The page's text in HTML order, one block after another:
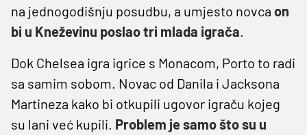
na jednogodišnju posudbu, a umjesto novca on
bi u Kneževinu poslao tri mlada igrača.
Dok Chelsea igra igrice s Monacom, Porto to radi
sa samim sobom. Novac od Danila i Jacksona
Martineza kako bi otkupili ugovor igraču kojeg
su lani već kupili. Problem je samo što su u